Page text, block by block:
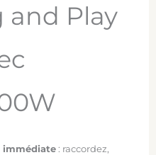
and Play
immédiate : raccordez,